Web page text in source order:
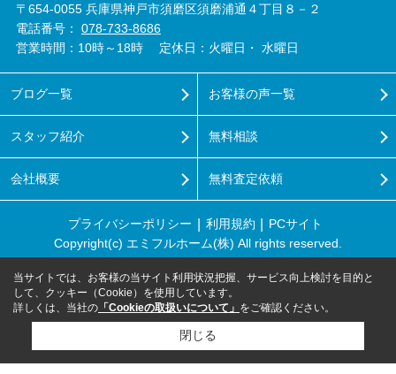
〒654-0055 兵庫県神戸市須磨区須磨浦通４丁目８－２
電話番号： 078-733-8686
営業時間：10時～18時
定休日：火曜日・ 水曜日
ブログ一覧
スタッフ紹介
会社概要
お客様の声一覧
無料相談
無料査定依頼
プライバシーポリシー 利用規約
PCサイト
Copyright(c) エミフルホーム(株) All rights reserved.
当サイトでは、お客様の当サイト利用状況把握、サービス向上検討を目的と
して、クッキー（Cookie）を使用しています。
詳しくは、当社の 「Cookieの取扱いについて」 をご確認ください。
閉じる